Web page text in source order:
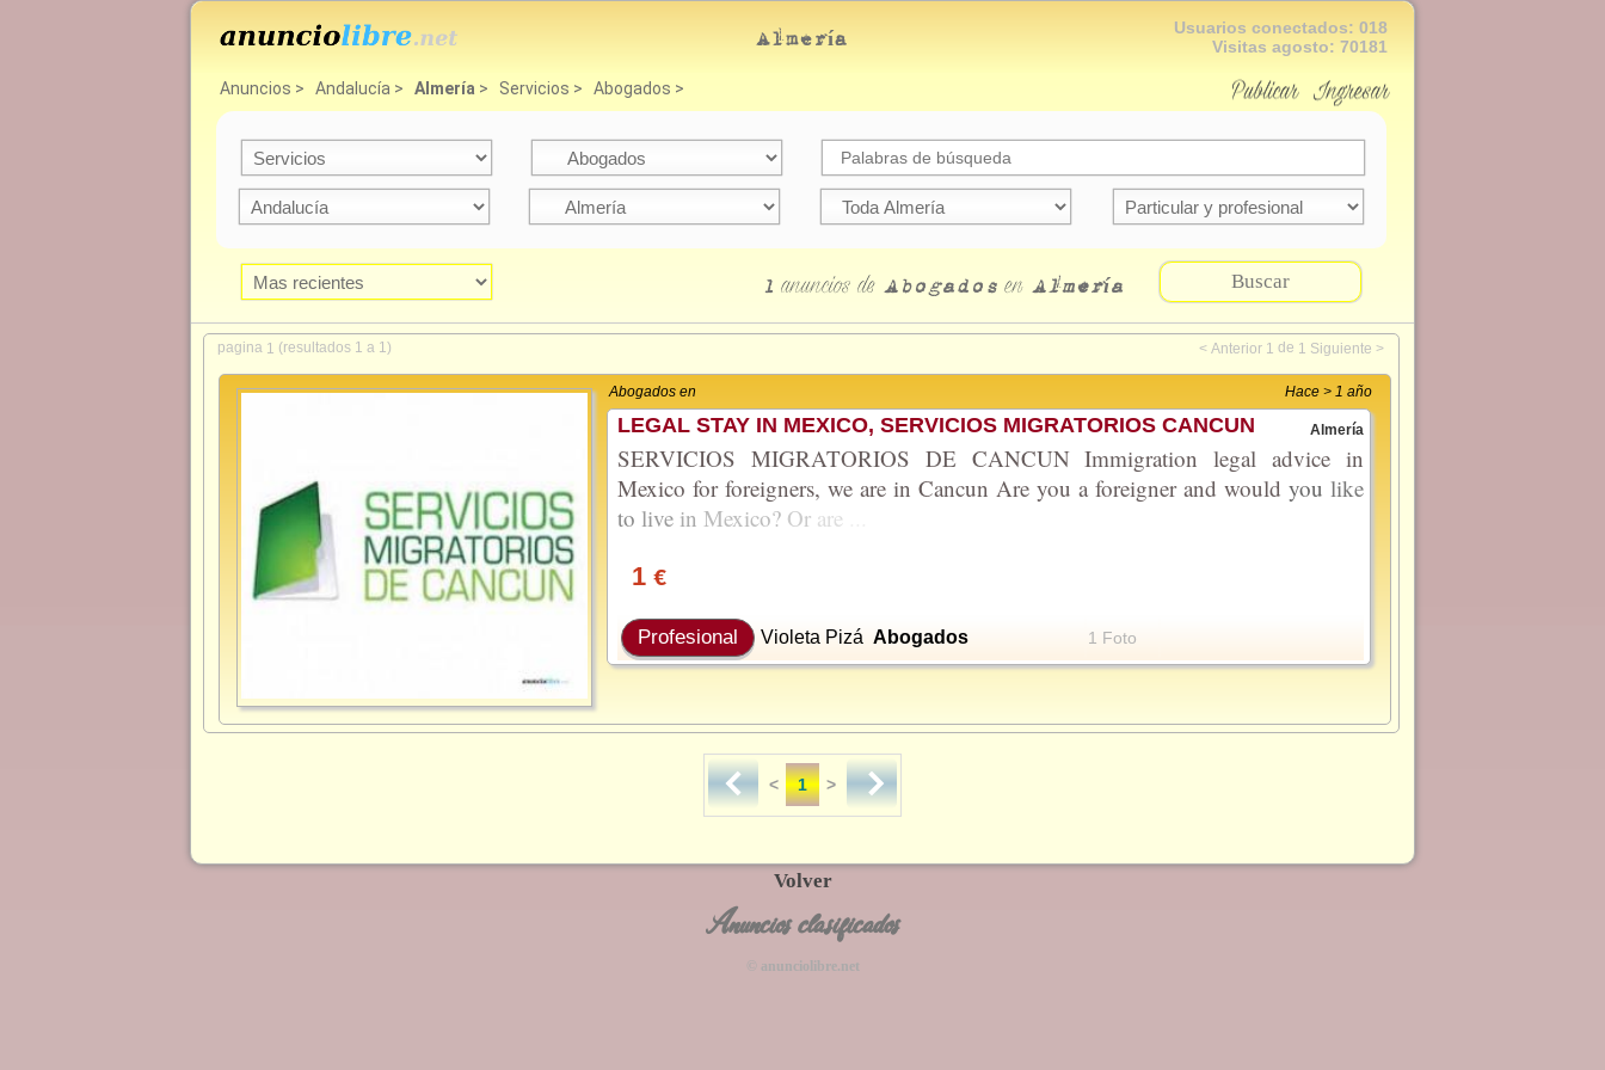
Almería Usuarios conectados: 018
Visitas agosto: 70181
Anuncios > Andalucía > Almería > Servicios > Abogados > Ingresar
Publicar
1 anunciosde Abogados en Almería Buscar
pagina 1 (resultados 1 a 1) < Anterior 1 de 1 Siguiente >
Abogados en Hace > 1 año
LEGAL STAY IN MEXICO, SERVICIOS MIGRATORIOS CANCUN Almería
SERVICIOS MIGRATORIOS DE CANCUN Immigration legal advice in
Mexico for foreigners, we are in Cancun Are you a foreigner and would you like
to live in Mexico? Or are
1 €
Profesional Violeta Pizá Abogados 1 Foto
< 1 >
Volver
Anuncios clasificados
© anunciolibre.net